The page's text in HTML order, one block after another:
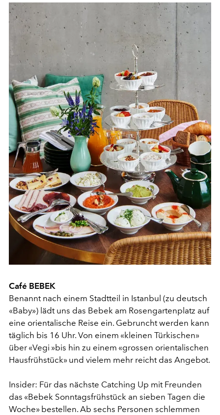
Café BEBEK
Benannt nach einem Stadtteil in Istanbul (zu deutsch
«Baby») lädt uns das Bebek am Rosengartenplatz auf
eine orientalische Reise ein. Gebruncht werden kann
täglich bis 16 Uhr. Von einem «kleinen Türkischen»
über «Vegi »bis hin zu einem «grossen orientalischen
Hausfrühstück» und vielem mehr reicht das Angebot.
Insider: Für das nächste Catching Up mit Freunden
das «Bebek Sonntagsfrühstück an sieben Tagen die
Woche» bestellen. Ab sechs Personen schlemmen